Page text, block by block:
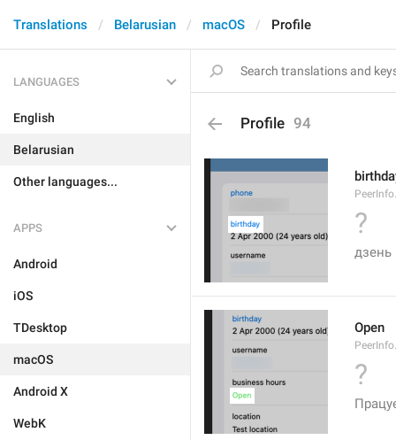
Translations Belarusian macOS Profile
LANGUAGES
English
Belarusian
Other languages...
APPS
Android
iOS
TDesktop
macOS
Android X
WebK
Profile 94
?
дзень
Open
?